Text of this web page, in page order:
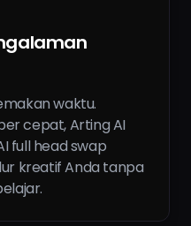
waktu.
cepat, Arting AI
full head swap
kreatif Anda tanpa